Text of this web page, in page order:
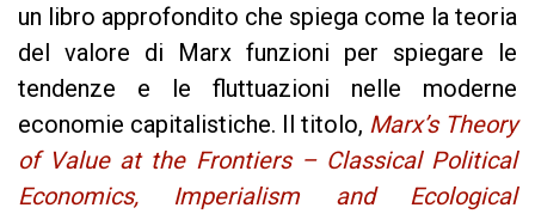
un libro approfondito che spiega come la teoria
del valore di Marx funzioni per spiegare le
tendenze e le fluttuazioni nelle moderne
economie capitalistiche. Il titolo, Marx’s Theory
of Value at the Frontiers – Classical Political
Economics, Imperialism and Ecological